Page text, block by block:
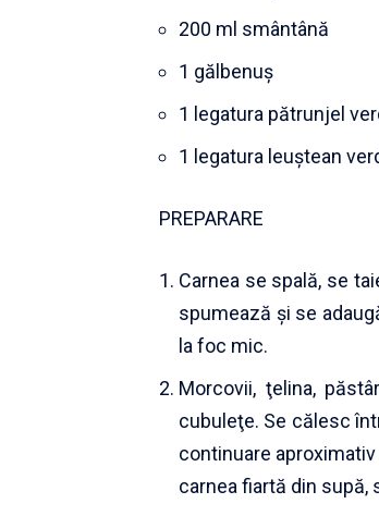
200 ml smântână
1 gălbenuş
1 legatura pătrunjel
1 legatura leuştean
PREPARARE
Carnea se spală, se
spumează şi se
la foc mic.
Morcovii, ţelina,
cubuleţe. Se călesc
continuare
carnea fiartă din supă,